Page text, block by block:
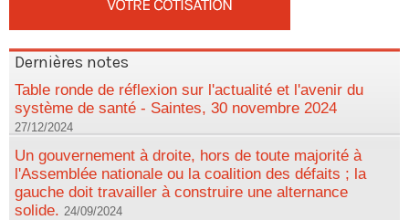
Dernières notes
Table ronde de réflexion sur l'actualité et l'avenir du
système de santé - Saintes, 30 novembre 2024
27/12/2024
Un gouvernement à droite, hors de toute majorité à
l'Assemblée nationale ou la coalition des défaits ; la
gauche doit travailler à construire une alternance
solide. 24/09/2024